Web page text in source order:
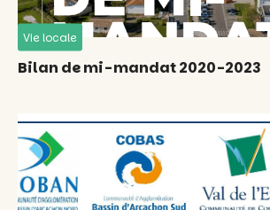
Vie locale
Bilan de mi-mandat 2020-2023